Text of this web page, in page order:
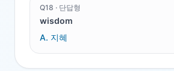
Q18 · 단답형
wisdom
A. 지혜